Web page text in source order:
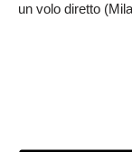
un volo diretto